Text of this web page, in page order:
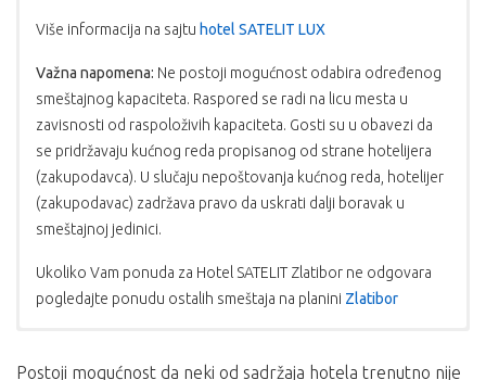
Više informacija na sajtu hotel SATELIT LUX
Važna napomena: Ne postoji mogućnost odabira određenog
smeštajnog kapaciteta. Raspored se radi na licu mesta u
zavisnosti od raspoloživih kapaciteta. Gosti su u obavezi da
se pridržavaju kućnog reda propisanog od strane hotelijera
(zakupodavca). U slučaju nepoštovanja kućnog reda, hotelijer
(zakupodavac) zadržava pravo da uskrati dalji boravak u
smeštajnoj jedinici.
Ukoliko Vam ponuda za Hotel SATELIT Zlatibor ne odgovara
pogledajte ponudu ostalih smeštaja na planini Zlatibor
Postoji mogućnost da neki od sadržaja hotela trenutno nije